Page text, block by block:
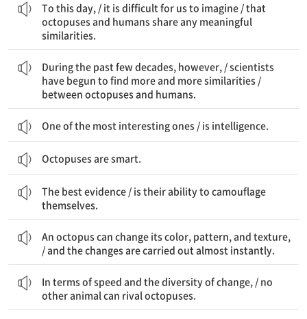
To this day, / it is difficult for us to imagine / that
octopuses and humans share any meaningful
similarities.
During the past few decades, however, / scientists
have begun to find more and more similarities /
between octopuses and humans.
One of the most interesting ones / is intelligence.
Octopuses are smart.
The best evidence / is their ability to camouflage
themselves.
An octopus can change its color, pattern, and texture,
/ and the changes are carried out almost instantly.
In terms of speed and the diversity of change, / no
other animal can rival octopuses.